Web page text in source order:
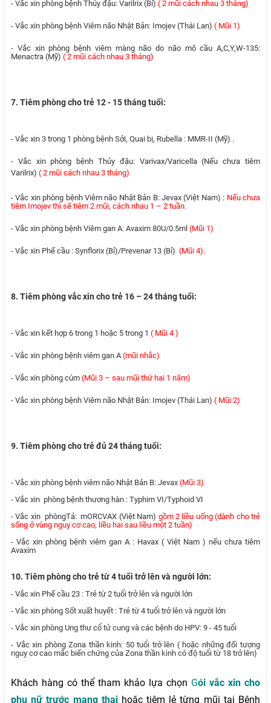
- Vắc xin phòng bệnh Thủy đậu: Varilrix (Bỉ) ( 2 mũi cách nhau 3 tháng)
- Vắc xin phòng bệnh Viêm não Nhật Bản: Imojev (Thái Lan) ( Mũi 1)
- Vắc xin phòng bệnh viêm màng não do não mô cầu A,C,Y,W-135:
Menactra (Mỹ) ( 2 mũi cách nhau 3 tháng)
7. Tiêm phòng cho trẻ 12 - 15 tháng tuổi:
- Vắc xin 3 trong 1 phòng bệnh Sởi, Quai bị, Rubella : MMR-II (Mỹ) .
- Vắc xin phòng bệnh Thủy đậu: Varivax/Varicella (Nếu chưa tiêm
Varilrix) ( 2 mũi cách nhau 3 tháng)
- Vắc xin phòng bệnh Viêm não Nhật Bản B: Jevax (Việt Nam) : Nếu chưa
tiêm Imojev thì sẽ tiêm 2 mũi, cách nhau 1 – 2 tuần.
- Vắc xin phòng bệnh Viêm gan A: Avaxim 80U/0.5ml (Mũi 1)
- Vắc xin Phế cầu : Synflorix (Bỉ)/Prevenar 13 (Bỉ) (Mũi 4).
8. Tiêm phòng vắc xin cho trẻ 16 – 24 tháng tuổi:
- Vắc xin kết hợp 6 trong 1 hoặc 5 trong 1 ( Mũi 4 )
- Vắc xin phòng bệnh viêm gan A(mũi nhắc)
- Vắc xin phòng cúm (Mũi 3 – sau mũi thứ hai 1 năm)
- Vắc xin phòng bệnh Viêm não Nhật Bản: Imojev (Thái Lan) ( Mũi 2)
9. Tiêm phòng cho trẻ đủ 24 tháng tuổi:
- Vắc xin phòng bệnh viêm não Nhật Bản B: Jevax (Mũi 3)
- Vắc xin phòng bệnh thương hàn : Typhim VI/Typhoid VI
- Vắc xin phòngTả: mORCVAX (Việt Nam) gồm 2 liều uống (dành cho trẻ
sống ở vùng nguy cơ cao, liều hai sau liều một 2 tuần)
- Vắc xin phòng bệnh viêm gan A : Havax ( Việt Nam ) nếu chưa tiêm
Avaxim
10. Tiêm phòng cho trẻ từ 4 tuổi trở lên và người lớn:
- Vắc xin Phế cầu 23 : Trẻ từ 2 tuổi trở lên và người lớn
- Vắc xin phòng Sốt xuất huyết : Trẻ từ 4 tuổi trở lên và người lớn
- Vắc xin phòng Ung thư cổ tử cung và các bệnh do HPV: 9 - 45 tuổi
- Vắc xin phòng Zona thần kinh: 50 tuổi trở lên ( hoặc những đối tượng
nguy cơ cao mắc biến chứng của Zona thần kinh có độ tuổi từ 18 trở lên)
Khách hàng có thể tham khảo lựa chọn Gói vắc xin cho
phụ nữ trước mang thai hoặc tiêm lẻ từng mũi tại Bệnh